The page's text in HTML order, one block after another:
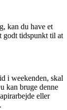
kan du have et
godt tidspunkt til at
i weekenden, skal
kan bruge denne
eller